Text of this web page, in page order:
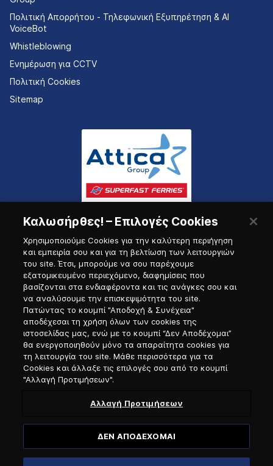
Πολιτική Απορρήτου - Τηλεφωνική Εξυπηρέτηση & AI
VoiceBot
Whistleblowing
Ενημέρωση για CCTV
Πολιτική Cookies
Sitemap
Πύλη Ναυτικού
© 2026, Anek Lines
Καλωσήρθες! – Επιλογές Cookies
Χρησιμοποιούμε Cookies για την καλύτερη περιήγηση
και εμπειρία σου και για τη βελτίωση των λειτουργιών
του site. Έτσι, μπορούμε να σου παρέχουμε
εξατομικευμένο περιεχόμενο, διαφημίσεις που
βασίζονται στα ενδιαφέροντα και τις ανάγκες σου και
να αναλύσουμε την επισκεψιμότητα του site.
Πατώντας το κουμπί "Αποδοχή & Συνέχεια"
αποδέχεσαι τη χρήση όλων των cookies της
ιστοσελίδας μας, ενώ με το κουμπί “Δεν Αποδέχομαι”
θα ενεργοποιηθούν μόνο τα απαραίτητα cookies για
τη λειτουργία του site. Μάθε περισσότερα για τα
Cookies και άλλαξε τις επιλογές σου από το κουμπί
"Αλλαγή Προτιμήσεων".
Αλλαγή Προτιμήσεων
ΔΕΝ ΑΠΟΔΕΧΟΜΑΙ